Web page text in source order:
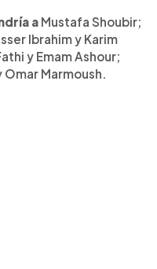
a Mustafa Shoubir;
Ibrahim y Karim
y Emam Ashour;
Marmoush.